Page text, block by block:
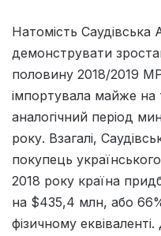
Натомість Саудівська
демонструвати
половину 2018/2019
імпортувала майже на
аналогічний період
року. Взагалі,
покупець
2018 року країна
на $435,4 млн, або
фізичному